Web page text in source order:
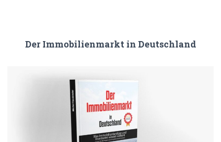
Der Immobilienmarkt in Deutschland